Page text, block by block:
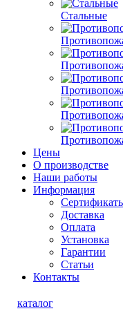
Стальные
Цены
О производстве
Наши работы
Информация
Доставка
Оплата
Установка
Гарантии
Статьи
Контакты
каталог